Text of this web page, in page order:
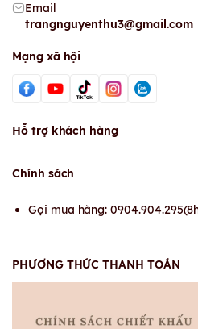
Email
trangnguyenthu3@gmail.com
Mạng xã hội
Hỗ trợ khách hàng
Chính sách
Gọi mua hàng:
PHƯƠNG THỨC THANH TOÁN